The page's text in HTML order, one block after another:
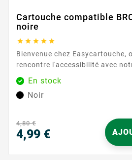
Cartouche compatible
noire
    
Bienvenue chez Easycartouche,
rencontre l'accessibilité avec notre
compatible BROTHER LC-123
spécifiquement pour l'utilisateur
cartouche d'encre garantit que
Que vous imprimiez des
des photos pour un usage
En stock
Noir
4,80 €
4,99 €